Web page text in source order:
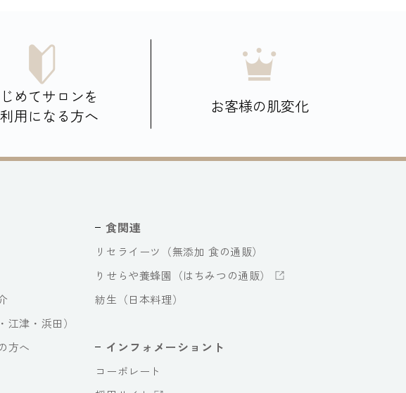
めてサロンを
用になる方へ
お客様の肌変化
江津・浜田）
方へ
食関連
リセライーツ（無添加 食の通販）
りせらや養蜂園（はちみつの通販）
紡生（日本料理）
インフォメーショント
コーポレート